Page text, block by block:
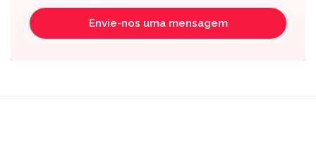
Envie-nos uma mensagem